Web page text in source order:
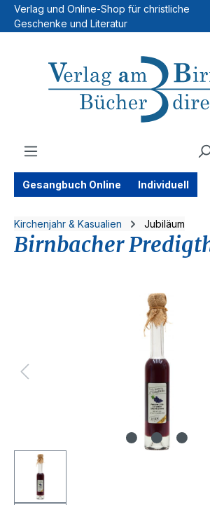
Zum Hauptinhalt springen
Verlag und Online-Shop für christliche
Geschenke und Literatur
Gesangbuch Online Individuell
Kirchenjahr & Kasualien Jubiläum
Birnbacher